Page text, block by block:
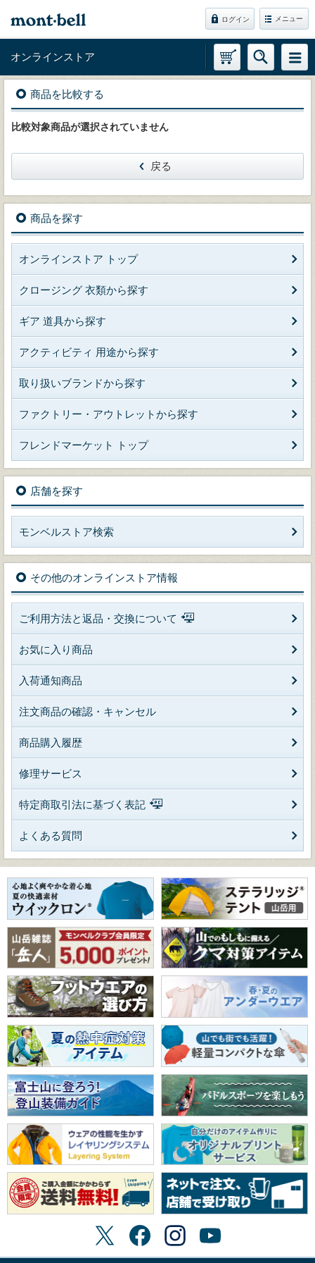
ログイン メニュー
オンラインストア
商品を比較する
比較対象商品が選択されていません
戻る
商品を探す
オンラインストア トップ
クロージング 衣類から探す
ギア 道具から探す
アクティビティ 用途から探す
取り扱いブランドから探す
ファクトリー・アウトレットから探す
フレンドマーケット トップ
店舗を探す
モンベルストア検索
その他のオンラインストア情報
ご利用方法と返品・交換について
お気に入り商品
入荷通知商品
注文商品の確認・キャンセル
商品購入履歴
修理サービス
特定商取引法に基づく表記
よくある質問